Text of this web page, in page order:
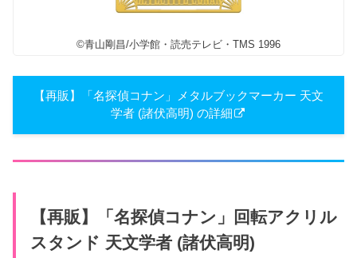
©青山剛昌/小学館・読売テレビ・TMS 1996
【再販】「名探偵コナン」​メタルブックマーカー 天文
学者 (諸伏高明) の詳細
【再販】「名探偵コナン」回転アクリル
スタンド 天文学者 (諸伏高明)